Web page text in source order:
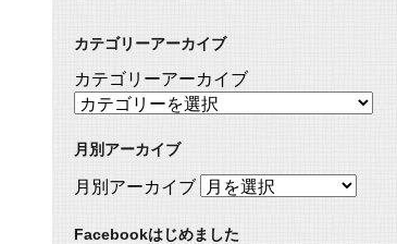
カテゴリーアーカイブ
カテゴリーアーカイブ
月別アーカイブ
月別アーカイブ
Facebookはじめました